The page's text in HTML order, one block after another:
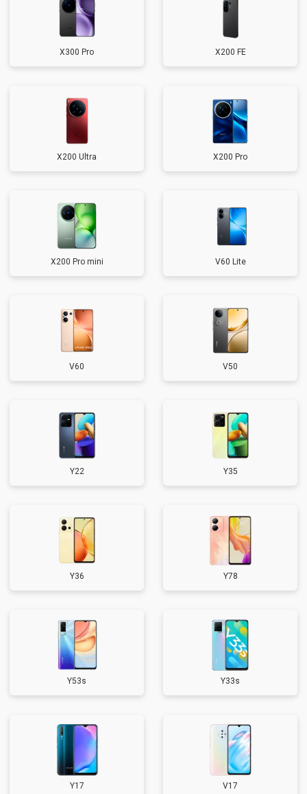
X300 Pro X200 FE
X200 Ultra X200 Pro
X200 Pro mini V60 Lite
V60 V50
Y22 Y35
Y36 Y78
Y53s Y33s
Y17 V17